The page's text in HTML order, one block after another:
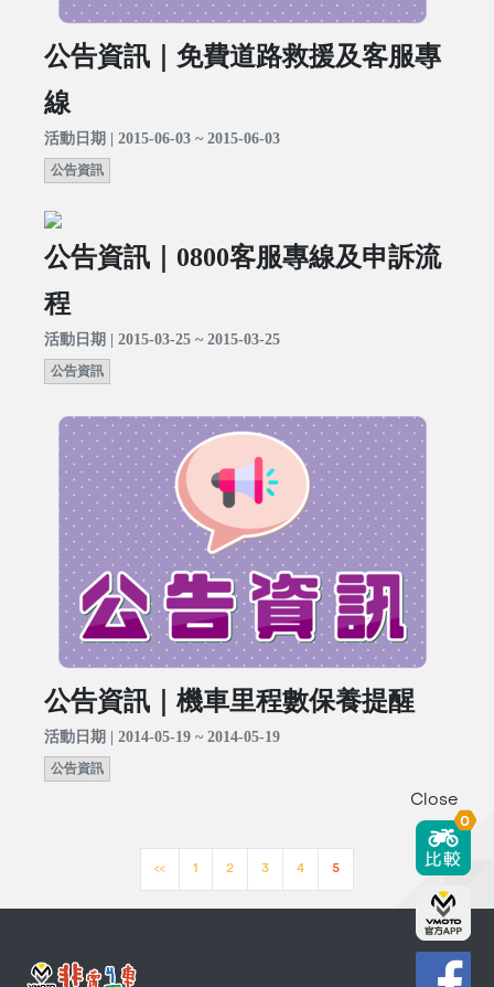
公告資訊｜免費道路救援及客服專
線
活動日期 | 2015-06-03 ~ 2015-06-03
公告資訊
公告資訊｜0800客服專線及申訴流
程
活動日期 | 2015-03-25 ~ 2015-03-25
公告資訊
公告資訊｜機車里程數保養提醒
活動日期 | 2014-05-19 ~ 2014-05-19
公告資訊
<< 1 2 3 4 5
Close
0